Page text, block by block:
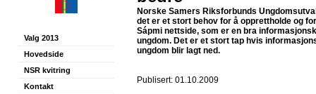
Valg 2013
Hovedside
NSR kvitring
Kontakt
Norske Samers Riksforbunds
det er et stort behov for å opprettholde og
Sápmi nettside, som er en bra
ungdom. Det er et stort tap hvis
ungdom blir lagt ned.
Publisert: 01.10.2009